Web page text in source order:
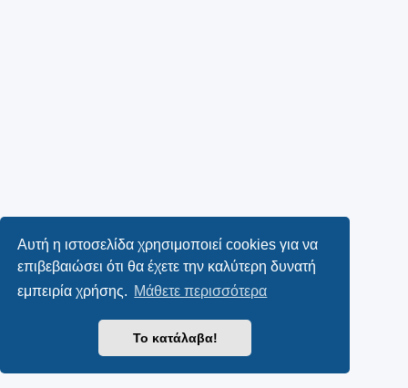
Αυτή η ιστοσελίδα χρησιμοποιεί cookies για να
επιβεβαιώσει ότι θα έχετε την καλύτερη δυνατή
εμπειρία χρήσης. Μάθετε περισσότερα
Το κατάλαβα!